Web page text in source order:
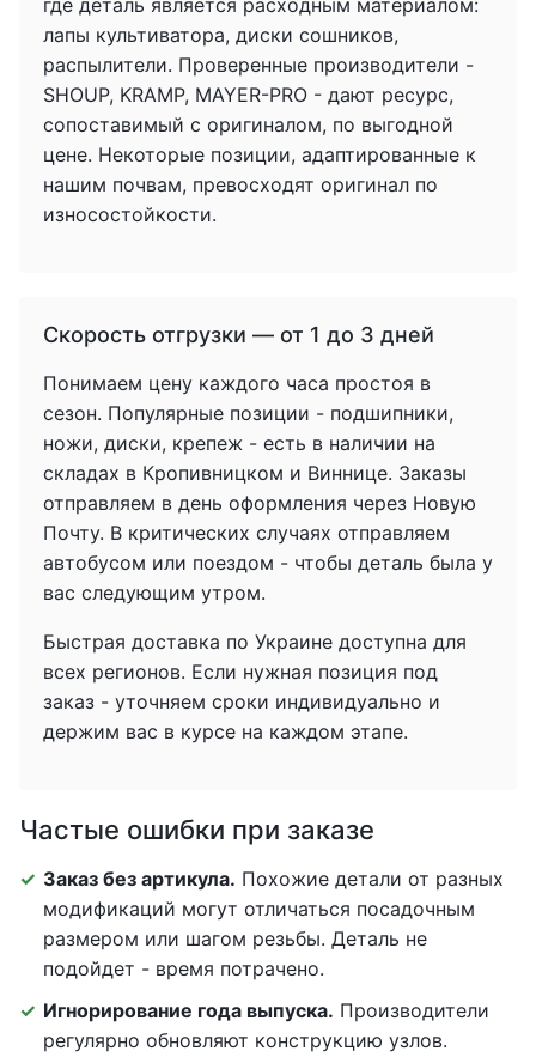
где деталь является расходным материалом:
лапы культиватора, диски сошников,
распылители. Проверенные производители -
SHOUP, KRAMP, MAYER-PRO - дают ресурс,
сопоставимый с оригиналом, по выгодной
цене. Некоторые позиции, адаптированные к
нашим почвам, превосходят оригинал по
износостойкости.
Скорость отгрузки — от 1 до 3 дней
Понимаем цену каждого часа простоя в
сезон. Популярные позиции - подшипники,
ножи, диски, крепеж - есть в наличии на
складах в Кропивницком и Виннице. Заказы
отправляем в день оформления через Новую
Почту. В критических случаях отправляем
автобусом или поездом - чтобы деталь была у
вас следующим утром.
Быстрая доставка по Украине доступна для
всех регионов. Если нужная позиция под
заказ - уточняем сроки индивидуально и
держим вас в курсе на каждом этапе.
Частые ошибки при заказе
Заказ без артикула. Похожие детали от разных
модификаций могут отличаться посадочным
размером или шагом резьбы. Деталь не
подойдет - время потрачено.
Игнорирование года выпуска. Производители
регулярно обновляют конструкцию узлов.